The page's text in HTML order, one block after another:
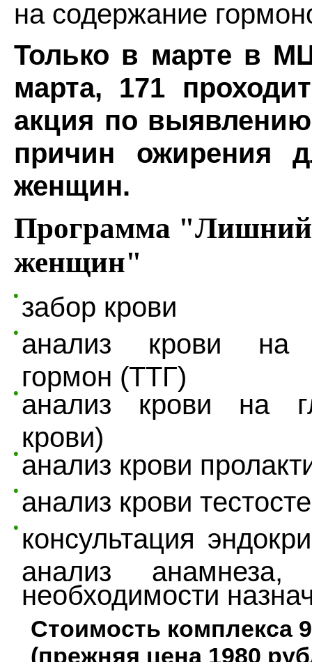
на содержание
Только в марте в
марта, 171
акция по
причин ожирения
женщин.
Программа "Лишний
женщин"
забор крови
анализ крови на
гормон (ТТГ)
анализ крови на
крови)
анализ крови
анализ крови
консультация
анализ
необходимости
Стоимость комплекса
(прежняя цена 1980